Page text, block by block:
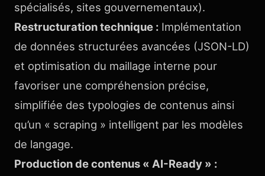
spécialisés, sites gouvernementaux).
Restructuration technique : Implémentation
de données structurées avancées (JSON-LD)
et optimisation du maillage interne pour
favoriser une compréhension précise,
simplifiée des typologies de contenus ainsi
qu’un « scraping » intelligent par les modèles
de langage.
Production de contenus « AI-Ready » :